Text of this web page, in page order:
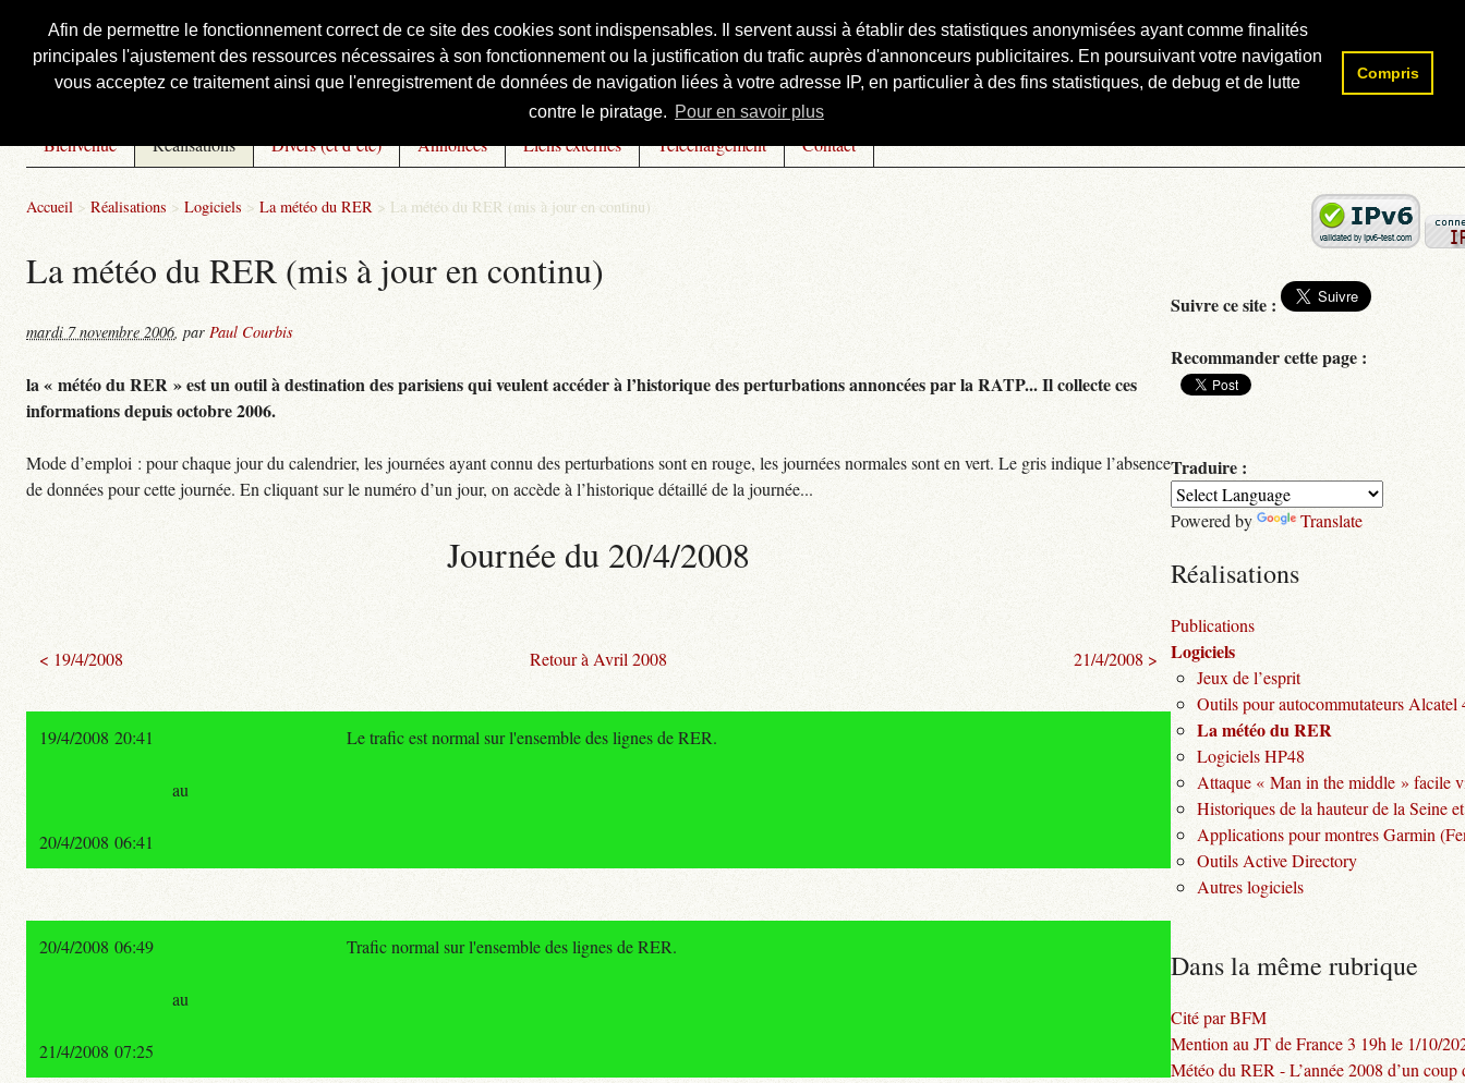
Afin de permettre le fonctionnement correct de ce site des cookies sont indispensables. Il servent aussi à établir des statistiques anonymisées ayant comme finalités
principales l'ajustement des ressources nécessaires à son fonctionnement ou la justification du trafic auprès d'annonceurs publicitaires. En poursuivant votre navigation
vous acceptez ce traitement ainsi que l'enregistrement de données de navigation liées à votre adresse IP, en particulier à des fins statistiques, de debug et de lutte
contre le piratage. Pour en savoir plus
Compris
Courbis, « LE » Blog Officiel
Bienvenue Réalisations Divers (et d’été) Annonces Liens externes Téléchargement Contact
Accueil > Réalisations > Logiciels > La météo du RER > La météo du RER (mis à jour en continu)
La météo du RER (mis à jour en continu)
mardi 7 novembre 2006, par Paul Courbis
la « météo du RER » est un outil à destination des parisiens qui veulent accéder à l’historique des perturbations annoncées par la RATP... Il collecte ces
informations depuis octobre 2006.
Mode d’emploi : pour chaque jour du calendrier, les journées ayant connu des perturbations sont en rouge, les journées normales sont en vert. Le gris indique l’absence
de données pour cette journée. En cliquant sur le numéro d’un jour, on accède à l’historique détaillé de la journée...
Journée du 20/4/2008
< 19/4/2008 Retour à Avril 2008 21/4/2008 >
19/4/2008 20:41 Le trafic est normal sur l'ensemble des lignes de RER.
au
20/4/2008 06:41
20/4/2008 06:49 Trafic normal sur l'ensemble des lignes de RER.
au
21/4/2008 07:25
Rechercher :
Suivre ce site :
Recommander cette page :
Traduire :
Powered by Translate
Réalisations
Publications
Logiciels
Jeux de l’esprit
Outils pour autocommutateurs Alcatel
La météo du RER
Logiciels HP48
Attaque « Man in the middle » facile
Historiques de la hauteur de la Seine
Applications pour montres Garmin
Outils Active Directory
Autres logiciels
Dans la même rubrique
Cité par BFM
Mention au JT de France 3 19h le 1/10/
Météo du RER - L’année 2008 d’un coup